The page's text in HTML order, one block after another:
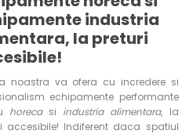
industria
la preturi
noastra va ofera cu incredere si
echipamente performante
horecasi industria alimentara, la
accesibile! Indiferent daca spatiul